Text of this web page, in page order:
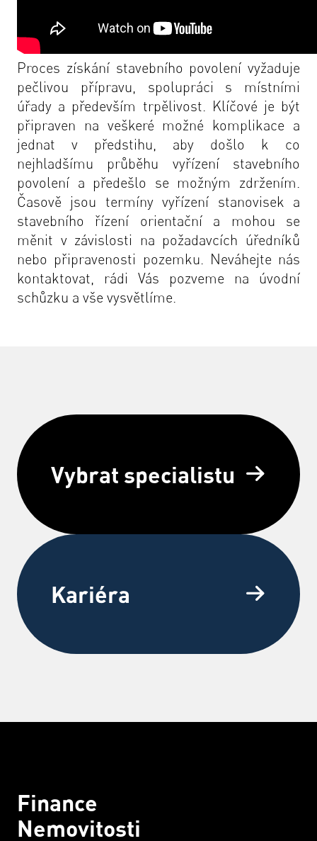
Proces získání stavebního povolení vyžaduje
pečlivou přípravu, spolupráci s místními
úřady a především trpělivost. Klíčové je být
připraven na veškeré možné komplikace a
jednat v předstihu, aby došlo k co
nejhladšímu průběhu vyřízení stavebního
povolení a předešlo se možným zdržením.
Časově jsou termíny vyřízení stanovisek a
stavebního řízení orientační a mohou se
měnit v závislosti na požadavcích úředníků
nebo připravenosti pozemku. Neváhejte nás
kontaktovat, rádi Vás pozveme na úvodní
schůzku a vše vysvětlíme.
Vybrat specialistu
Kariéra
Finance
Nemovitosti